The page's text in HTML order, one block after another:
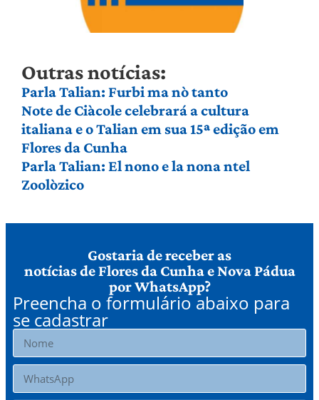
Outras notícias:
Parla Talian: Furbi ma nò tanto
Note de Ciàcole celebrará a cultura
italiana e o Talian em sua 15ª edição em
Flores da Cunha
Parla Talian: El nono e la nona ntel
Zoolòzico
Gostaria de receber as
notícias de Flores da Cunha e Nova Pádua
por WhatsApp?
Preencha o formulário abaixo para
se cadastrar